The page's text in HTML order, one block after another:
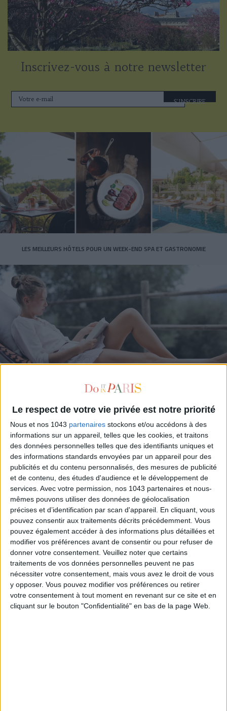
Le respect de votre vie privée est notre priorité
Nous et nos 1043 partenaires stockons et/ou accédons à des
informations sur un appareil, telles que les cookies, et traitons
des données personnelles telles que des identifiants uniques et
des informations standards envoyées par un appareil pour des
publicités et du contenu personnalisés, des mesures de publicité
et de contenu, des études d'audience et le développement de
services. Avec votre permission, nos 1043 partenaires et nous-
mêmes pouvons utiliser des données de géolocalisation
précises et d’identification par scan d'appareil. En cliquant, vous
pouvez consentir aux traitements décrits précédemment. Vous
pouvez également accéder à des informations plus détaillées et
modifier vos préférences avant de consentir ou pour refuser de
donner votre consentement. Veuillez noter que certains
traitements de vos données personnelles peuvent ne pas
nécessiter votre consentement, mais vous avez le droit de vous
y opposer. Vous pouvez modifier vos préférences ou retirer
votre consentement à tout moment en revenant sur ce site et en
cliquant sur le bouton "Confidentialité" en bas de la page Web.
Inscrivez-vous à notre newsletter
S'INSCRIRE
LES MEILLEURS HÔTELS POUR UN WEEK-END SPA ET GASTRONOMIE
5 BONS ROMANS EN FORMAT POCHE À DÉVORER CET ÉTÉ
LES PLUS BEAUX BAGAGES POUR VOYAGER AVEC STYLE